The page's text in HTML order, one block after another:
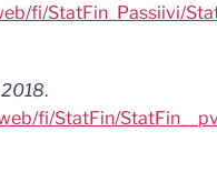
fi/StatFin_Passiivi/
.
fi/StatFin/